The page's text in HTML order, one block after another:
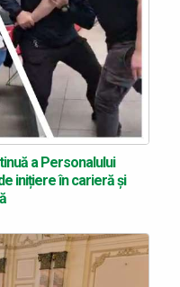
a Personalului
inițiere în carieră și